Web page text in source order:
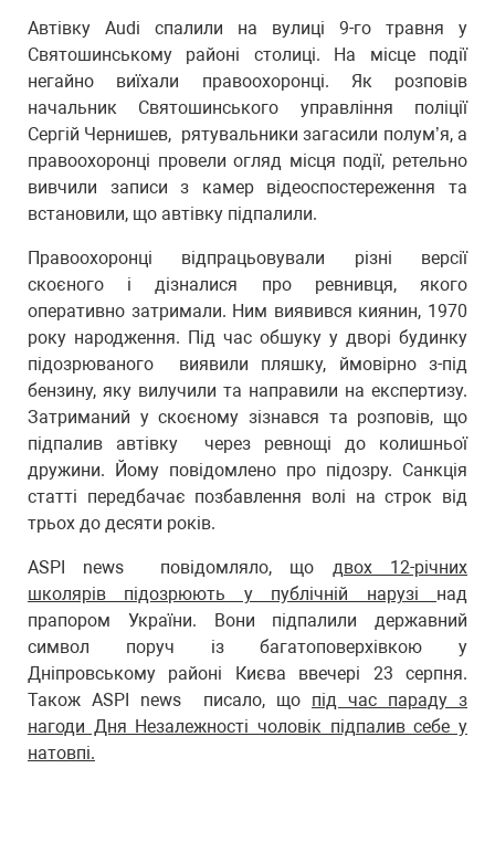
Автівку Audi спалили на вулиці 9-го травня у
Святошинському районі столиці. На місце події
негайно виїхали правоохоронці. Як розповів
начальник Святошинського управління поліції
Сергій Чернишев, рятувальники загасили полум’я, а
правоохоронці провели огляд місця події, ретельно
вивчили записи з камер відеоспостереження та
встановили, що автівку підпалили.
Правоохоронці відпрацьовували різні версії
скоєного і дізналися про ревнивця, якого
оперативно затримали. Ним виявився киянин, 1970
року народження. Під час обшуку у дворі будинку
підозрюваного виявили пляшку, ймовірно з-під
бензину, яку вилучили та направили на експертизу.
Затриманий у скоєному зізнався та розповів, що
підпалив автівку через ревнощі до колишньої
дружини. Йому повідомлено про підозру. Санкція
статті передбачає позбавлення волі на строк від
трьох до десяти років.
ASPI news повідомляло, що двох 12-річних
школярів підозрюють у публічній нарузі над
прапором України. Вони підпалили державний
символ поруч із багатоповерхівкою у
Дніпровському районі Києва ввечері 23 серпня.
Також ASPI news писало, що під час параду з
нагоди Дня Незалежності чоловік підпалив себе у
натовпі.